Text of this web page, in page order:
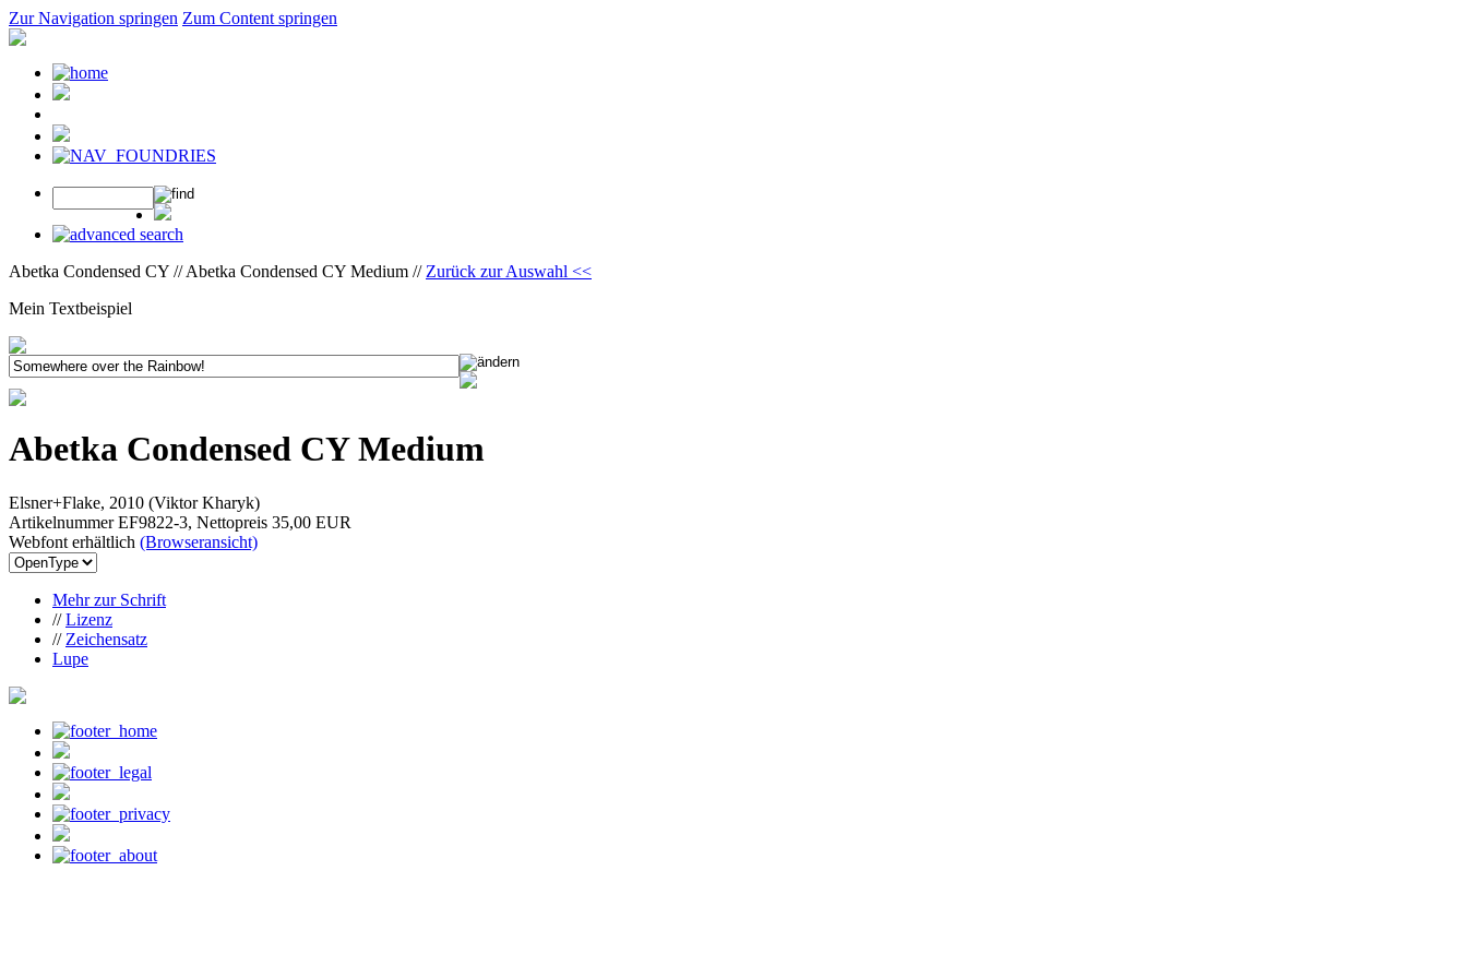
Zur Navigation springen Zum Content springen
Abetka Condensed CY // Abetka Condensed CY Medium // Zurück zur Auswahl <<
Mein Textbeispiel
Abetka Condensed CY Medium
Elsner+Flake, 2010 (Viktor Kharyk)
Artikelnummer EF9822-3, Nettopreis 35,00 EUR
Webfont erhältlich (Browseransicht)
Mehr zur Schrift
//Lizenz
// Zeichensatz
Lupe